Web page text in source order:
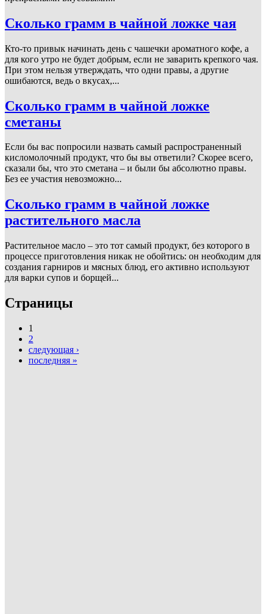
Сколько грамм в чайной ложке чая
Кто-то привык начинать день с чашечки ароматного кофе, а
для кого утро не будет добрым, если не заварить крепкого чая.
При этом нельзя утверждать, что одни правы, а другие
ошибаются, ведь о вкусах,...
Сколько грамм в чайной ложке
сметаны
Если бы вас попросили назвать самый распространенный
кисломолочный продукт, что бы вы ответили? Скорее всего,
сказали бы, что это сметана – и были бы абсолютно правы.
Без ее участия невозможно...
Сколько грамм в чайной ложке
растительного масла
Растительное масло – это тот самый продукт, без которого в
процессе приготовления никак не обойтись: он необходим для
создания гарниров и мясных блюд, его активно используют
для варки супов и борщей...
Страницы
1
2
следующая ›
последняя »